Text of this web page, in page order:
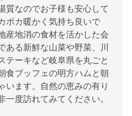
質なのでお子様も安心して
ポカ暖かく気持ち良いで
産地消の食材を活かした会
ある新鮮な山菜や野菜、川
テーキなど岐阜県を丸ごと
食ブッフェの明方ハムと朝
います。自然の恵みの有り
度訪れてみてください。